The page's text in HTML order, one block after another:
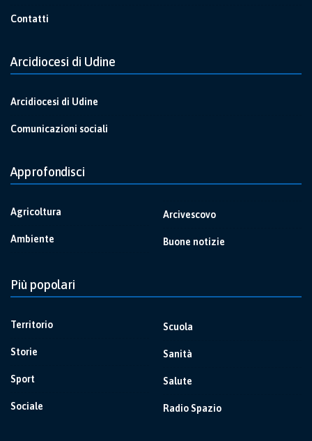
Contatti
Arcidiocesi di Udine
Arcidiocesi di Udine
Comunicazioni sociali
Approfondisci
Agricoltura
Ambiente
Arcivescovo
Buone notizie
Più popolari
Territorio
Storie
Sport
Sociale
Scuola
Sanità
Salute
Radio Spazio